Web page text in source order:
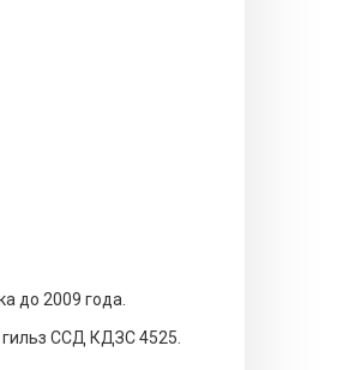
до 2009 года.
ССД КДЗС 4525.